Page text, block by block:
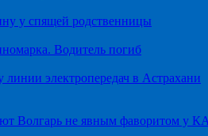
у спящей родственницы
Водитель погиб
электропередач в Астрахани
Волгарь не явным фаворитом у